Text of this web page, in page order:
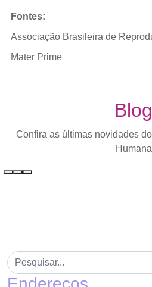
Fontes:
Associação Brasileira de
Mater Prime
Blog
Confira as últimas novidades
Humana